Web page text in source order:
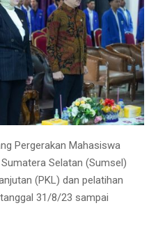
Pergerakan Mahasiswa
Selatan (Sumsel)
(PKL) dan pelatihan
31/8/23 sampai